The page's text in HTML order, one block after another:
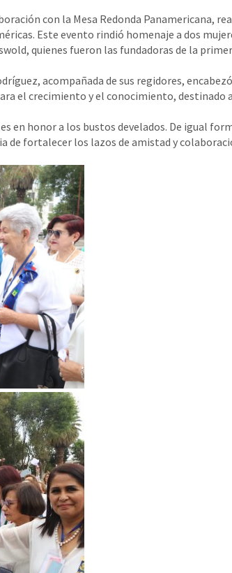
con la Mesa Redonda Panamericana,
Este evento rindió homenaje a dos
quienes fueron las fundadoras de la
acompañada de sus regidores,
el crecimiento y el conocimiento, destinado
en honor a los bustos develados. De igual
fortalecer los lazos de amistad y